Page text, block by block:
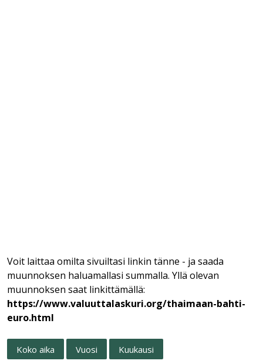
Voit laittaa omilta sivuiltasi linkin tänne - ja saada
muunnoksen haluamallasi summalla. Yllä olevan
muunnoksen saat linkittämällä:
https://www.valuuttalaskuri.org/thaimaan-bahti-
euro.html
Koko aika Vuosi Kuukausi